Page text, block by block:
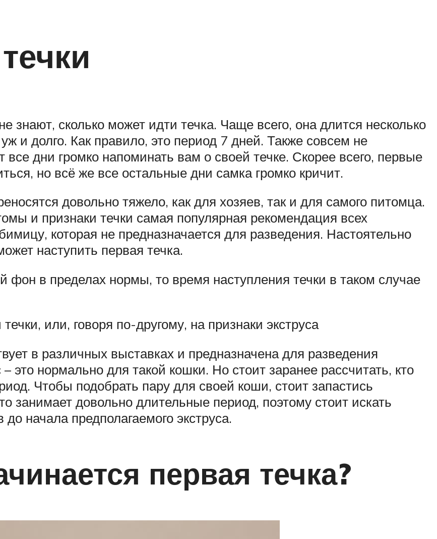
знают, сколько может идти течка. Чаще всего, она длится несколько
и долго. Как правило, это период 7 дней. Также совсем не
дни громко напоминать вам о своей течке. Скорее всего, первые
но всё же все остальные дни самка громко кричит.
довольно тяжело, как для хозяев, так и для самого питомца.
и признаки течки самая популярная рекомендация всех
которая не предназначается для разведения. Настоятельно
наступить первая течка.
в пределах нормы, то время наступления течки в таком случае
или, говоря по-другому, на признаки экструса
в различных выставках и предназначена для разведения
– это нормально для такой кошки. Но стоит заранее рассчитать, кто
Чтобы подобрать пару для своей коши, стоит запастись
занимает довольно длительные период, поэтому стоит искать
начала предполагаемого экструса.
первая течка?